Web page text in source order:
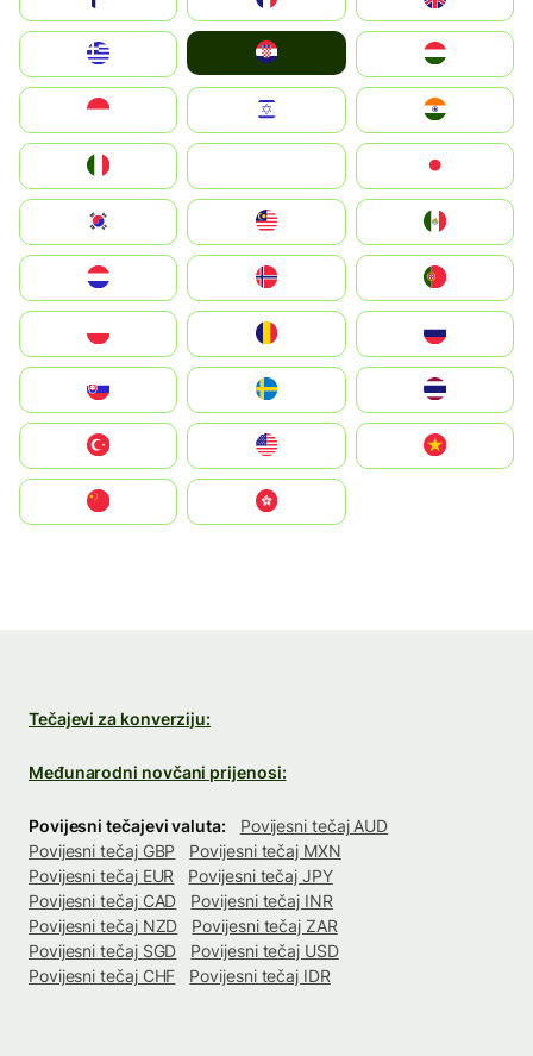
Magyarország
South Korea
United States
中國香港特別行政區
Tečajevi za konverziju:
Međunarodni novčani prijenosi:
Povijesni tečajevi valuta:
Povijesni tečaj AUD
Povijesni tečaj GBP
Povijesni tečaj MXN
Povijesni tečaj EUR
Povijesni tečaj JPY
Povijesni tečaj CAD
Povijesni tečaj INR
Povijesni tečaj NZD
Povijesni tečaj ZAR
Povijesni tečaj SGD
Povijesni tečaj USD
Povijesni tečaj CHF
Povijesni tečaj IDR